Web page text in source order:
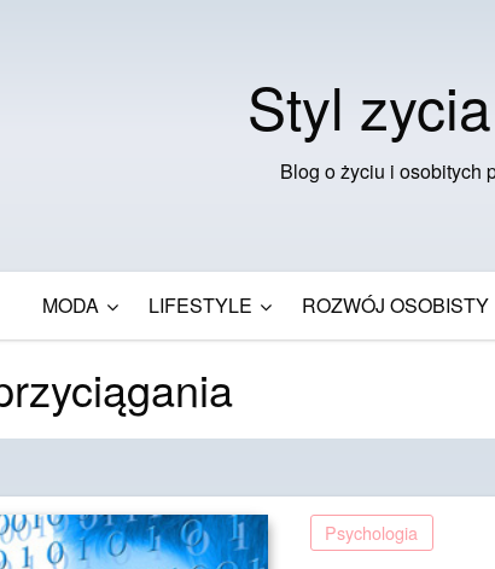
Styl
Blog o życiu i osobitych
MODA LIFESTYLE ROZWÓJ OSOBISTY
Psychologia